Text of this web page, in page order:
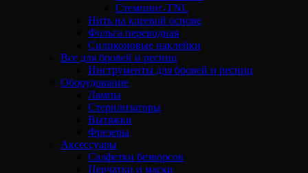
Стемпинг-TNL
Нить на клеевой основе
Фольга переводная
Силиконовые наклейки
Все для бровей и ресниц
Инструменты для бровей и ресниц
Оборудование
Лампы
Стерилизаторы
Вытяжки
Фрезеры
Аксессуары
Салфетки безворсов
Перчатки и маски